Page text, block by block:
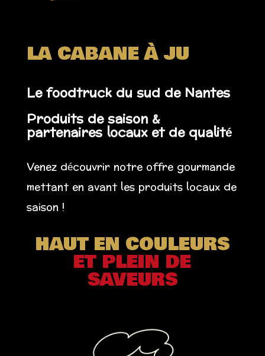
LA CABANE À JU
Le foodtruck du sud de Nantes
Produits de saison &
partenaires locaux et de qualité
Venez découvrir notre offre gourmande
mettant en avant les produits locaux de
saison !
HAUT EN COULEURS
ET PLEIN DE
SAVEURS